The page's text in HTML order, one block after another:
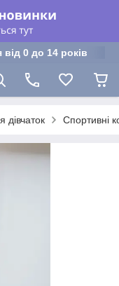
0 до 14 років
дівчаток Спортивні